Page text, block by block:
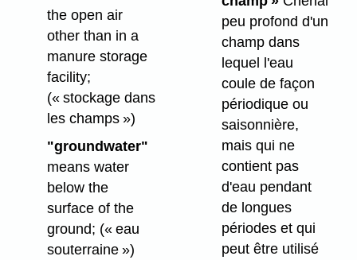
the open air
other than in a
manure storage
facility;
(« stockage dans
les champs »)
"groundwater"
means water
below the
surface of the
ground; (« eau
souterraine »)
peu profond d'un
champ dans
lequel l'eau
coule de façon
périodique ou
saisonnière,
mais qui ne
contient pas
d'eau pendant
de longues
périodes et qui
peut être utilisé